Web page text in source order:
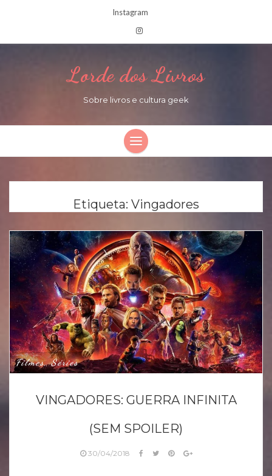
Instagram
Lorde dos Livros
Sobre livros e cultura geek
Etiqueta: Vingadores
Filmes, Séries
VINGADORES: GUERRA INFINITA
(SEM SPOILER)
30/04/2018